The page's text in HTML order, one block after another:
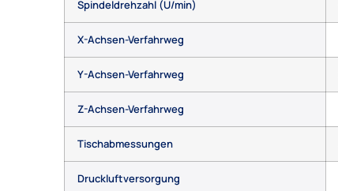
Spindeldrehzahl (U/min)
X-Achsen-Verfahrweg
Y-Achsen-Verfahrweg
Z-Achsen-Verfahrweg
Tischabmessungen
Druckluftversorgung